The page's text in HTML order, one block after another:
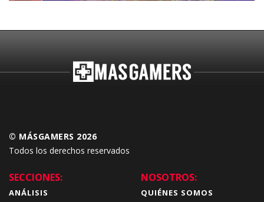
© MÁSGAMERS 2026
Todos los derechos reservados
SECCIONES:
ANÁLISIS
NOSOTROS:
QUIÉNES SOMOS